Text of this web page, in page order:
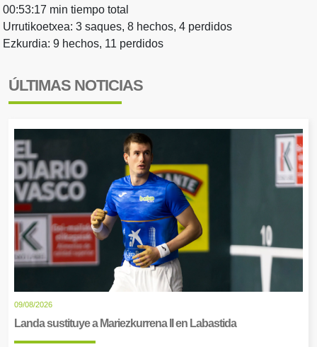
00:53:17 min tiempo total
Urrutikoetxea: 3 saques, 8 hechos, 4 perdidos
Ezkurdia: 9 hechos, 11 perdidos
ÚLTIMAS NOTICIAS
09/08/2026
Landa sustituye a Mariezkurrena II en Labastida